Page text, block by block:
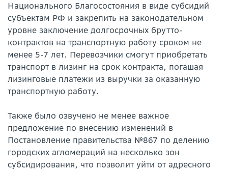
Национального Благосостояния в виде субсидий
субъектам РФ и закрепить на законодательном
уровне заключение долгосрочных брутто-
контрактов на транспортную работу сроком не
менее 5-7 лет. Перевозчики смогут приобретать
транспорт в лизинг на срок контракта, погашая
лизинговые платежи из выручки за оказанную
транспортную работу.
Также было озвучено не менее важное
предложение по внесению изменений в
Постановление правительства №867 по делению
городских агломераций на несколько зон
субсидирования, что позволит уйти от адресного